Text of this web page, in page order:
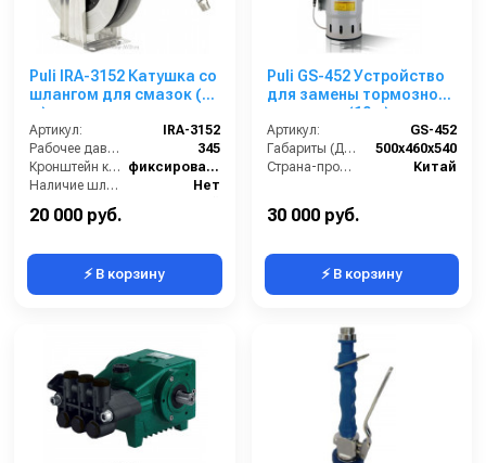
Puli IRA-3152 Катушка со
шлангом для смазок (15
м)
Артикул:
IRA-3152
Рабочее давление (бар):
345
Кронштейн катушки:
фиксированный
Наличие шланга:
Нет
Страна-производитель:
20 000 руб.
⚡ В корзину
Puli GS-452 Устройство
для замены тормозной
жидкости (10 л)
Артикул:
GS-452
Габариты (ДхШхВ):
500х460х540
Страна-производитель:
Китай
30 000 руб.
⚡ В корзину